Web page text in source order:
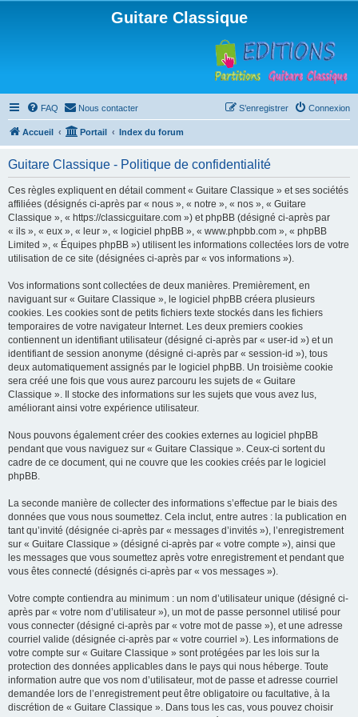
Guitare Classique
FAQ Nous contacter Connexion
S’enregistrer
Accueil Portail Index du forum
Guitare Classique - Politique de confidentialité
Ces règles expliquent en détail comment « Guitare Classique » et ses sociétés
affiliées (désignés ci-après par « nous », « notre », « nos », « Guitare
Classique », « https://classicguitare.com ») et phpBB (désigné ci-après par
« ils », « eux », « leur », « logiciel phpBB », « www.phpbb.com », « phpBB
Limited », « Équipes phpBB ») utilisent les informations collectées lors de votre
utilisation de ce site (désignées ci-après par « vos informations »).
Vos informations sont collectées de deux manières. Premièrement, en
naviguant sur « Guitare Classique », le logiciel phpBB créera plusieurs
cookies. Les cookies sont de petits fichiers texte stockés dans les fichiers
temporaires de votre navigateur Internet. Les deux premiers cookies
contiennent un identifiant utilisateur (désigné ci-après par « user-id ») et un
identifiant de session anonyme (désigné ci-après par « session-id »), tous
deux automatiquement assignés par le logiciel phpBB. Un troisième cookie
sera créé une fois que vous aurez parcouru les sujets de « Guitare
Classique ». Il stocke des informations sur les sujets que vous avez lus,
améliorant ainsi votre expérience utilisateur.
Nous pouvons également créer des cookies externes au logiciel phpBB
pendant que vous naviguez sur « Guitare Classique ». Ceux-ci sortent du
cadre de ce document, qui ne couvre que les cookies créés par le logiciel
phpBB.
La seconde manière de collecter des informations s’effectue par le biais des
données que vous nous soumettez. Cela inclut, entre autres : la publication en
tant qu’invité (désignée ci-après par « messages d’invités »), l’enregistrement
sur « Guitare Classique » (désigné ci-après par « votre compte »), ainsi que
les messages que vous soumettez après votre enregistrement et pendant que
vous êtes connecté (désignés ci-après par « vos messages »).
Votre compte contiendra au minimum : un nom d’utilisateur unique (désigné ci-
après par « votre nom d’utilisateur »), un mot de passe personnel utilisé pour
vous connecter (désigné ci-après par « votre mot de passe »), et une adresse
courriel valide (désignée ci-après par « votre courriel »). Les informations de
votre compte sur « Guitare Classique » sont protégées par les lois sur la
protection des données applicables dans le pays qui nous héberge. Toute
information autre que vos nom d’utilisateur, mot de passe et adresse courriel
demandée lors de l’enregistrement peut être obligatoire ou facultative, à la
discrétion de « Guitare Classique ». Dans tous les cas, vous pouvez choisir